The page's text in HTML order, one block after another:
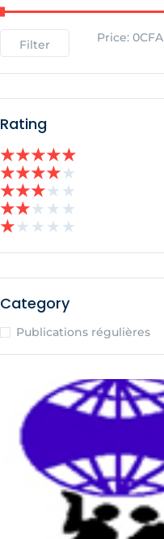
Filter Price: 0CFA
Rating
★★★★★
★★★★★
★★★★ ★
★★★ ★ ★
★★ ★ ★ ★
Category
Publications régulières